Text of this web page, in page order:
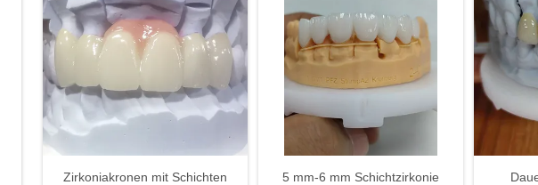
Zirkoniakronen mit Schichten
5 mm-6 mm Schichtzirkonie